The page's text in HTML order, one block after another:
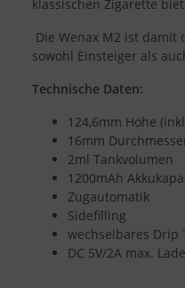
klassischen Zigarette
Die Wenax M2 ist damit
sowohl Einsteiger als
Technische Daten:
124,6mm Höhe
16mm
2ml Tankvolumen
1200mAh
Zugautomatik
Sidefilling
wechselbares Drip
DC 5V/2A max.